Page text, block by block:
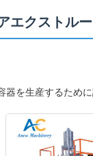
エクストル
器を生産するため